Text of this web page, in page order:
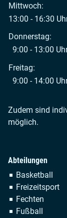
Mittwoch:
13:00 - 16:30
Donnerstag:
9:00 - 13:00
Freitag:
9:00 - 14:00
Zudem sind
möglich.
Abteilungen
Navigation
überspringen
Basketball
Freizeitsport
Fechten
Fußball